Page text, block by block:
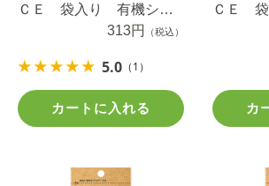
ＣＥ 袋入り 有機シナ
モンスティック ３本
313円 （税込）
5.0 （1）
カートに入れる
ＣＥ
メリッ
カ